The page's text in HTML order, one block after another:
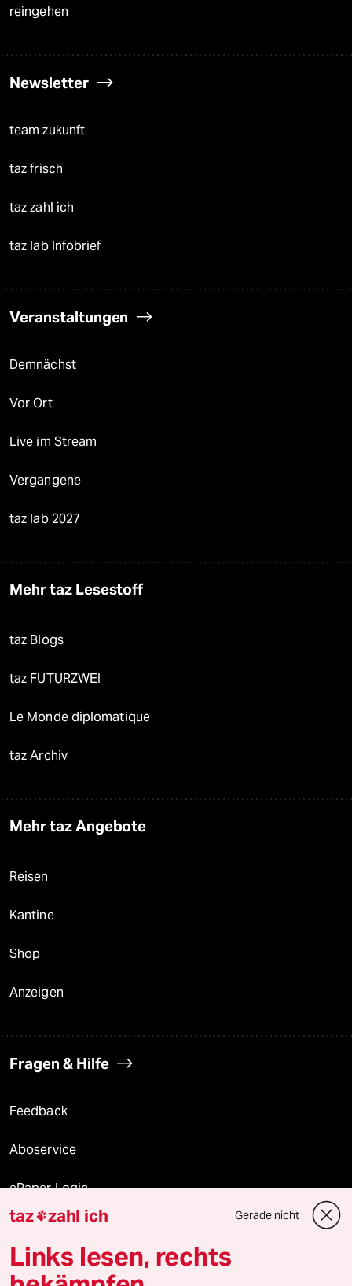
reingehen
Newsletter
team zukunft
taz frisch
taz zahl ich
taz lab Infobrief
Veranstaltungen
Demnächst
Vor Ort
Live im Stream
Vergangene
taz lab 2027
Mehr taz Lesestoff
taz Blogs
taz FUTURZWEI
Le Monde diplomatique
taz Archiv
Mehr taz Angebote
Reisen
Kantine
Shop
Anzeigen
Fragen & Hilfe
Feedback
Aboservice
ePaper Login
Downloads für Abonnierende
taz zahl ich Gerade nicht
Links lesen, rechts